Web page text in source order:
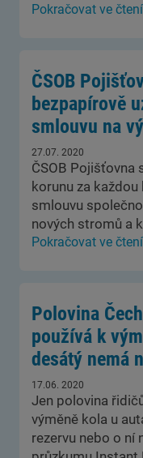
Pokračovat ve čtení
ČSOB
bezpapírově
smlouvu na
27.07. 2020
ČSOB Pojišťovna
korunu za
smlouvu
nových stromů a
Pokračovat ve čtení
Polovina
používá k
desátý nemá
17.06. 2020
Jen polovina
výměně kola u
rezervu nebo o ní